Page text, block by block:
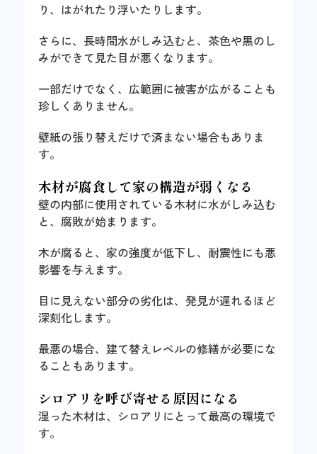
り、はがれたり浮いたりします。
さらに、長時間水がしみ込むと、茶色や黒のし
みができて見た目が悪くなります。
一部だけでなく、広範囲に被害が広がることも
珍しくありません。
壁紙の張り替えだけで済まない場合もありま
す。
木材が腐食して家の構造が弱くなる
壁の内部に使用されている木材に水がしみ込む
と、腐敗が始まります。
木が腐ると、家の強度が低下し、耐震性にも悪
影響を与えます。
目に見えない部分の劣化は、発見が遅れるほど
深刻化します。
最悪の場合、建て替えレベルの修繕が必要にな
ることもあります。
シロアリを呼び寄せる原因になる
湿った木材は、シロアリにとって最高の環境で
す。